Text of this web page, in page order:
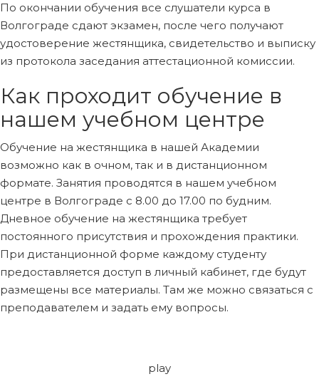
По окончании обучения все слушатели курса в
Волгограде сдают экзамен, после чего получают
удостоверение жестянщика, свидетельство и выписку
из протокола заседания аттестационной комиссии.
Как проходит обучение в
нашем учебном центре
Обучение на жестянщика в нашей Академии
возможно как в очном, так и в дистанционном
формате. Занятия проводятся в нашем учебном
центре в Волгограде с 8.00 до 17.00 по будним.
Дневное обучение на жестянщика требует
постоянного присутствия и прохождения практики.
При дистанционной форме каждому студенту
предоставляется доступ в личный кабинет, где будут
размещены все материалы. Там же можно связаться с
преподавателем и задать ему вопросы.
play